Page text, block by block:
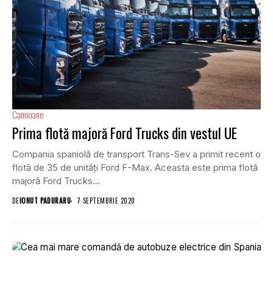
Camioane
Prima flotă majoră Ford Trucks din vestul UE
Compania spaniolă de transport Trans-Sev a primit recent o
flotă de 35 de unități Ford F-Max. Aceasta este prima flotă
majoră Ford Trucks...
DEIONUT PADURARU 7 SEPTEMBRIE 2020